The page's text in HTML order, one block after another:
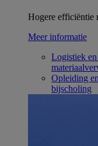
Hogere efficiëntie
Meer informatie
Logistiek
Opleiding
bijscholing